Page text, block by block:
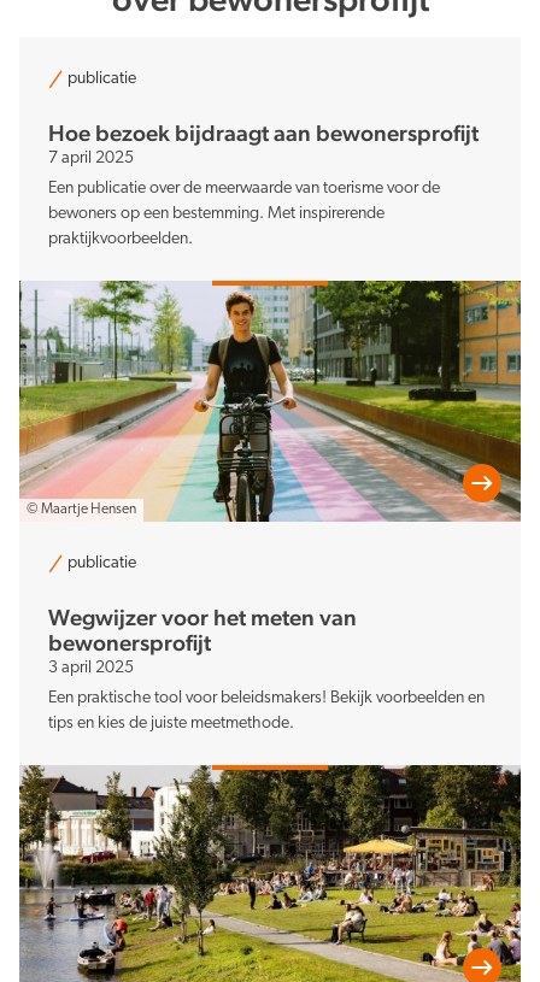
© Maartje Hensen
publicatie
Hoe bezoek bijdraagt aan bewonersprofijt
7 april 2025
Een publicatie over de meerwaarde van toerisme voor de
bewoners op een bestemming. Met inspirerende
praktijkvoorbeelden.
publicatie
Wegwijzer voor het meten van
bewonersprofijt
3 april 2025
Een praktische tool voor beleidsmakers! Bekijk voorbeelden en
tips en kies de juiste meetmethode.